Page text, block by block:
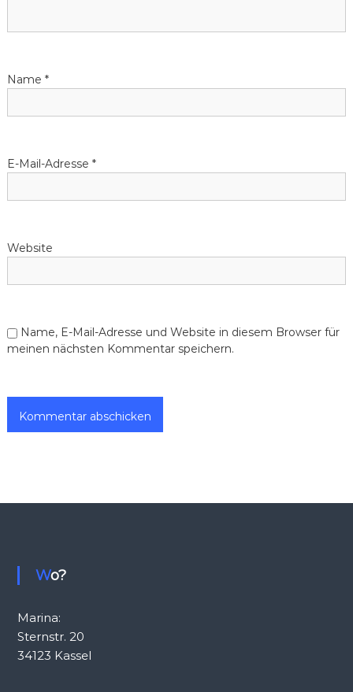
Name *
E-Mail-Adresse *
Website
Name, E-Mail-Adresse und Website in diesem Browser für
meinen nächsten Kommentar speichern.
Wo?
Marina:
Sternstr. 20
34123 Kassel